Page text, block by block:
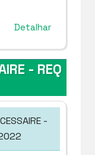
Detalhar
- REQ
-